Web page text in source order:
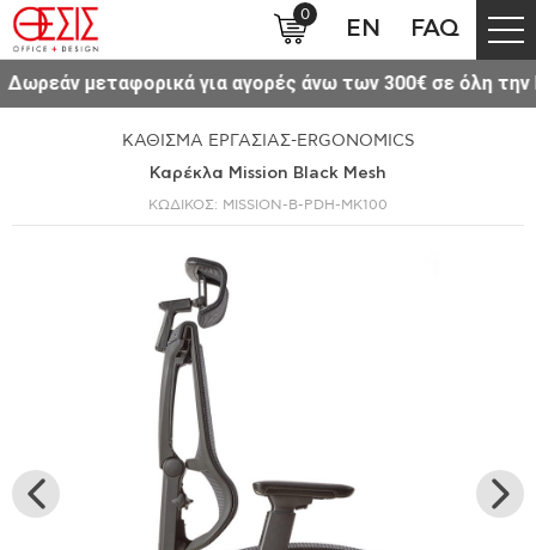
300€ σε όλη την Ελλάδα. Δείτε το νέο μας
ΚΑΘΙΣΜΑ ΕΡΓΑΣΙΑΣ-ERGONOMICS
Καρέκλα Mission Black Mesh
ΚΩΔΙΚΟΣ: MISSION-B-PDH-MK100
0
EN FAQ